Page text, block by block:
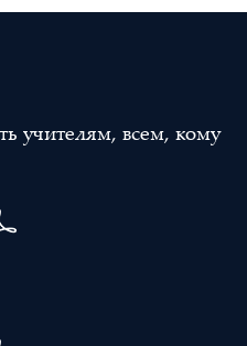
учителям, всем, кому